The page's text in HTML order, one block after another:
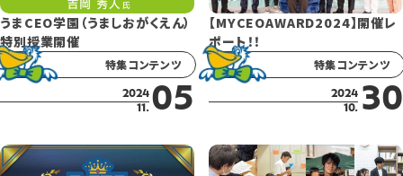
うまCEO学園（うましおがくえん）
特別授業開催
特集コンテンツ
2024
11. 05
【MYCEOAWARD2024】開催レ
ポート！！
特集コンテンツ
2024
10. 30